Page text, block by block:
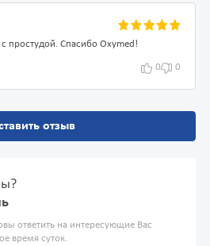
простудой. Спасибо Oxymed!
0 0
отзыв
ответить на интересующие Вас
время суток.